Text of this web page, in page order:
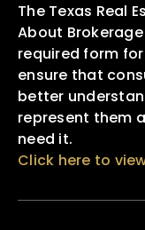
The Texas Real
About
required form
ensure that
better
represent them
need it.
Click here to